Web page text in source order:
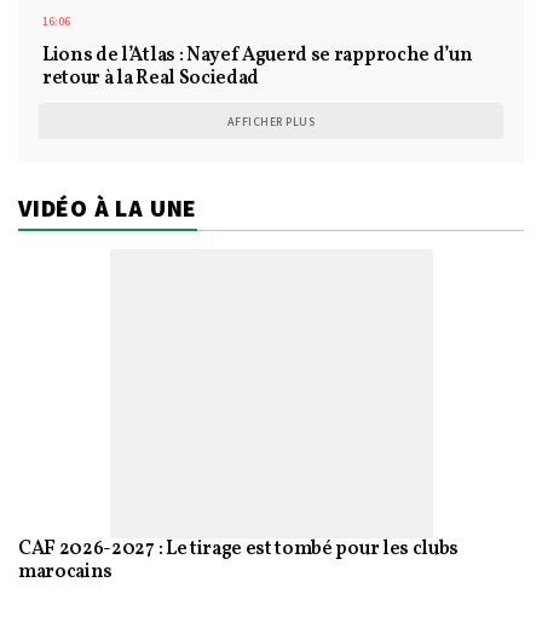
16:06
Lions de l’Atlas : Nayef Aguerd se rapproche d’un
retour à la Real Sociedad
AFFICHER PLUS
VIDÉO À LA UNE
CAF 2026-2027 : Le tirage est tombé pour les clubs
marocains